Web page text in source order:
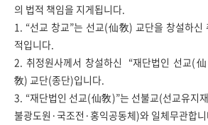
의 법적 책임을 지게됩니다.
1. “선교 창교”는 선교(仙敎) 교단을 창설하신
적입니다.
2. 취정원사께서 창설하신 “재단법인 선교(
敎) 교단(종단)입니다.
3. “재단법인 선교(仙敎)”는 선불교(선교유지
불광도원·국조전·홍익공동체)와 일체무관합